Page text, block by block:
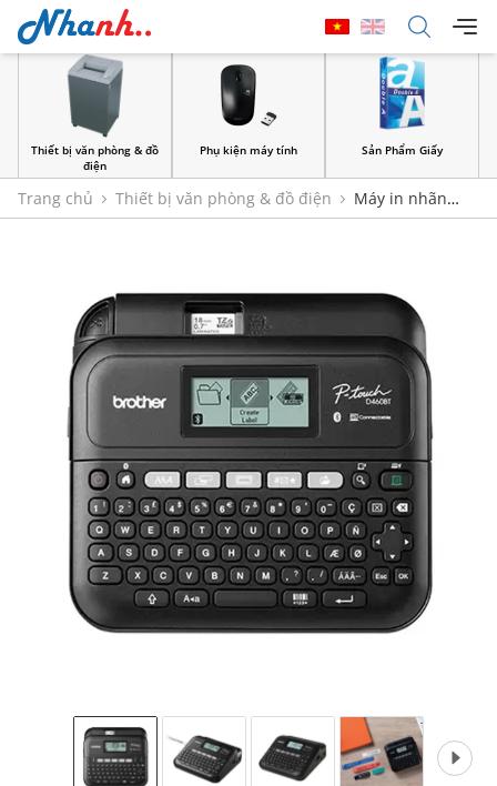
Thiết bị văn phòng & đồ
điện
Phụ kiện máy tính Sản Phẩm Giấy
Trang chủ Thiết bị văn phòng & đồ điện
Máy in nhãn
Brother PT-D460BT